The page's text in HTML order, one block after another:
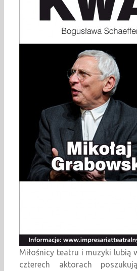
Miłośnicy teatru i muzyki lubią
czterech aktorach